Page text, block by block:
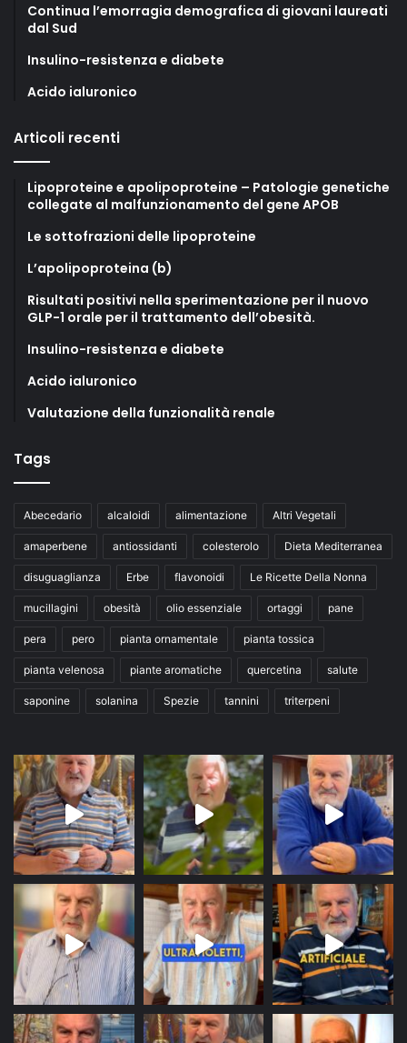
Continua l’emorragia demografica di giovani laureati
dal Sud
Insulino-resistenza e diabete
Acido ialuronico
Articoli recenti
Lipoproteine e apolipoproteine – Patologie genetiche
collegate al malfunzionamento del gene APOB
Le sottofrazioni delle lipoproteine
L’apolipoproteina (b)
Risultati positivi nella sperimentazione per il nuovo
GLP-1 orale per il trattamento dell’obesità.
Insulino-resistenza e diabete
Acido ialuronico
Valutazione della funzionalità renale
Tags
Abecedario alcaloidi alimentazione Altri Vegetali
amaperbene antiossidanti colesterolo Dieta Mediterranea
disuguaglianza Erbe flavonoidi Le Ricette Della Nonna
mucillagini obesità olio essenziale ortaggi pane
pera pero pianta ornamentale pianta tossica
pianta velenosa piante aromatiche quercetina salute
saponine solanina Spezie tannini triterpeni